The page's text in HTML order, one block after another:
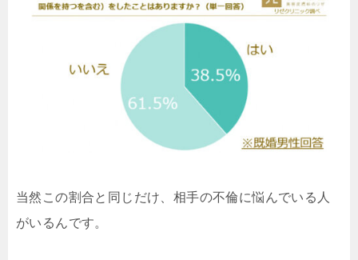
当然この割合と同じだけ、相手の不倫に悩んでいる人
がいるんです。